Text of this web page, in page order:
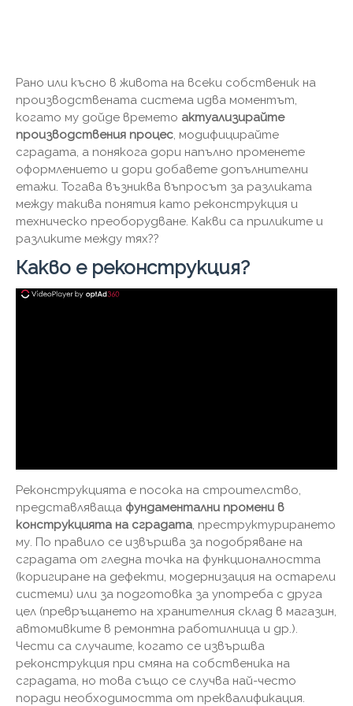
Рано или късно в живота на всеки собственик на
производствената система идва моментът,
когато му дойде времето актуализирайте
производствения процес, модифицирайте
сградата, а понякога дори напълно променете
оформлението и дори добавете допълнителни
етажи. Тогава възниква въпросът за разликата
между такива понятия като реконструкция и
техническо преоборудване. Какви са приликите и
разликите между тях??
Какво е реконструкция?
Реконструкцията е посока на строителство,
представляваща фундаментални промени в
конструкцията на сградата , преструктурирането
му. По правило се извършва за подобряване на
сградата от гледна точка на функционалността
(коригиране на дефекти, модернизация на остарели
системи) или за подготовка за употреба с друга
цел (превръщането на хранителния склад в магазин,
автомивките в ремонтна работилница и др.).
Чести са случаите, когато се извършва
реконструкция при смяна на собственика на
сградата, но това също се случва най-често
поради необходимостта от преквалификация.